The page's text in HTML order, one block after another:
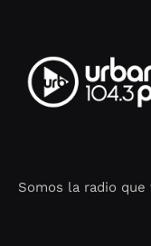
Somos la radio que